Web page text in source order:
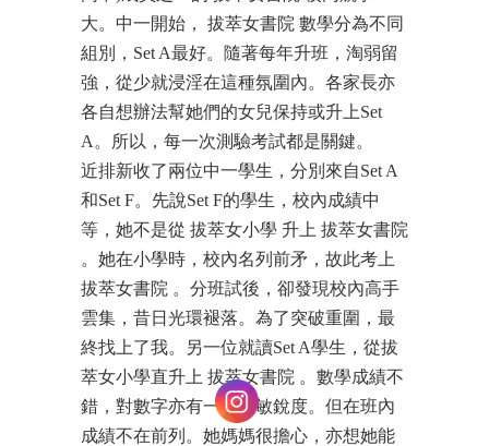
大。中一開始， 拔萃女書院 數學分為不同
組別，Set A最好。隨著每年升班，淘弱留
強，從少就浸淫在這種氛圍內。各家長亦
各自想辦法幫她們的女兒保持或升上Set
A。所以，每一次測驗考試都是關鍵。
近排新收了兩位中一學生，分別來自Set A
和Set F。先說Set F的學生，校內成績中
等，她不是從 拔萃女小學 升上 拔萃女書院
。她在小學時，校內名列前矛，故此考上
拔萃女書院 。分班試後，卻發現校內高手
雲集，昔日光環褪落。為了突破重圍，最
終找上了我。另一位就讀Set A學生，從拔
萃女小學直升上 拔萃女書院 。數學成績不
錯，對數字亦有一定的敏銳度。但在班內
成績不在前列。她媽媽很擔心，亦想她能